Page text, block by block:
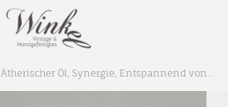
Ätherischer Öl, Synergie, Entspannend von Zen Arome